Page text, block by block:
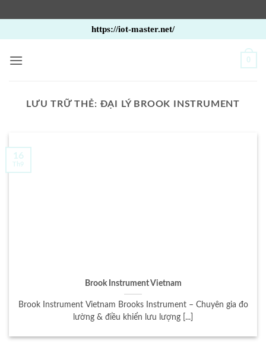
qua
nội
https://iot-master.net/
0
LƯU TRỮ THẺ: ĐẠI LÝ BROOK INSTRUMENT
Brook Instrument Vietnam
Brook Instrument Vietnam Brooks Instrument – Chuyên gia đo
lường & điều khiển lưu lượng [...]
16
Th9